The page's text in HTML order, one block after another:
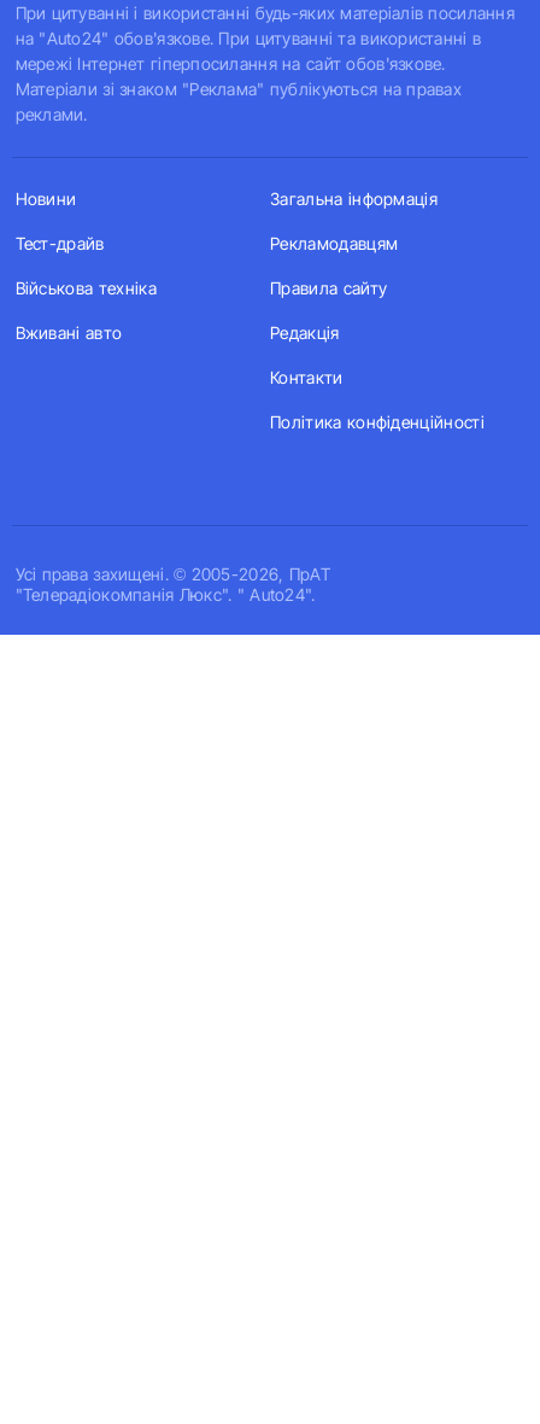
При цитуванні і використанні будь-яких матеріалів посилання
на "Auto24" обов'язкове. При цитуванні та використанні в
мережі Інтернет гіперпосилання на сайт обов'язкове.
Матеріали зі знаком "Реклама" публікуються на правах
реклами.
Усi права захищенi. © 2005-2026, ПрАТ
"Телерадіокомпанія Люкс". " Auto24".
Новини
Тест-драйв
Військова техніка
Вживані авто
Загальна інформація
Рекламодавцям
Правила сайту
Редакція
Контакти
Політика конфіденційності